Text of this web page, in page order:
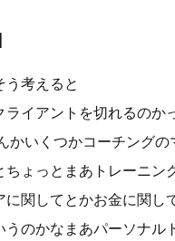
う考えると
ライアントを切れるのか
かいくつかコーチング
ちょっとまあトレーニ
に関してとかお金に関し
うのかなまあパーソナル